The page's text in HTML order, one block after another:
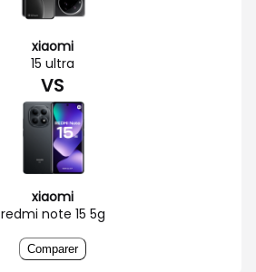
xiaomi
15 ultra
VS
xiaomi
redmi note 15 5g
Comparer